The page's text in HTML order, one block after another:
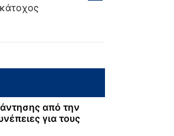
από την
για τους